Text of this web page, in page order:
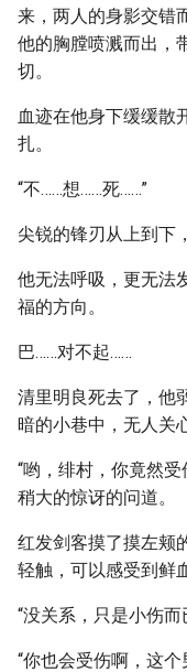
来，两人的身影交错
他的胸膛喷溅而出，
切。
血迹在他身下缓缓散
扎。
“不……想……死……”
尖锐的锋刃从上到下
他无法呼吸，更无法
福的方向。
巴……对不起……
清里明良死去了，他
暗的小巷中，无人关
“哟，绯村，你竟然
稍大的惊讶的问道。
红发剑客摸了摸左颊
轻触，可以感受到鲜
“没关系，只是小伤而
“你也会受伤啊，这